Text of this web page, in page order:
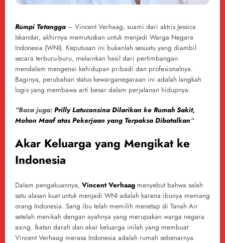
Rumpi Tetangga – Vincent Verhaag, suami dari aktris Jessica
Iskandar, akhirnya memutuskan untuk menjadi Warga Negara
Indonesia (WNI). Keputusan ini bukanlah sesuatu yang diambil
secara terburu-buru, melainkan hasil dari pertimbangan
mendalam mengenai kehidupan pribadi dan profesionalnya.
Baginya, perubahan status kewarganegaraan ini adalah langkah
logis yang membawa arti besar dalam perjalanan hidupnya.
“Baca juga: Prilly Latuconsina Dilarikan ke Rumah Sakit,
Mohon Maaf atas Pekerjaan yang Terpaksa Dibatalkan“
Akar Keluarga yang Mengikat ke
Indonesia
Dalam pengakuannya, Vincent Verhaag menyebut bahwa salah
satu alasan kuat untuk menjadi WNI adalah karena ibunya memang
orang Indonesia. Sang ibu telah memilih menetap di Tanah Air
setelah menikah dengan ayahnya yang merupakan warga negara
asing. Ikatan darah dan akar keluarga inilah yang membuat
Vincent Verhaag merasa Indonesia adalah rumah sebenarnya.